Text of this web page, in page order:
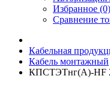
Избранное (0)
Сравнение
Кабельная
Кабель монтажный
КПСТЭТнг(А)-HF